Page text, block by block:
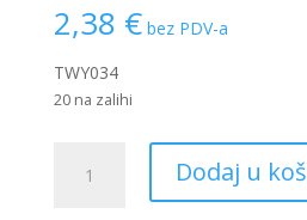
2,38 € bez PDV-a
TWY034
20 na zalihi
OGRANIČENJA
Dodaj u